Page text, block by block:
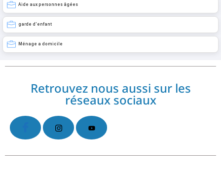
Aide aux personnes âgées
garde d’enfant
Ménage a domicile
Retrouvez nous aussi sur les
réseaux sociaux